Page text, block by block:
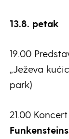
13.8. petak
19.00
„Ježeva
park)
21.00
Funkensteins